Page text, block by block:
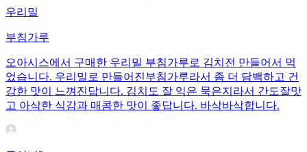
우리밀
부침가루
오아시스에서 구매한 우리밀 부침가루로 김치전 만들어서 먹
었습니다. 우리밀로 만들어진부침가루라서 좀 더 담백하고 건
강한 맛이 느껴진답니다. 김치도 잘 익은 묵은지라서 간도잘맛
고 아삭한 식감과 매콤한 맛이 좋답니다. 바삭바삭합니다.